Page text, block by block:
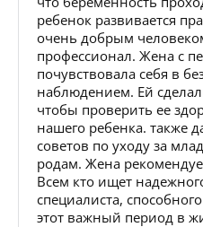
ребенок развивается
очень добрым
профессионал. Жена с
почувствовала себя в
наблюдением. Ей
чтобы проверить ее
нашего ребенка. также
советов по уходу за
родам. Жена
Всем кто ищет
специалиста,
этот важный период в